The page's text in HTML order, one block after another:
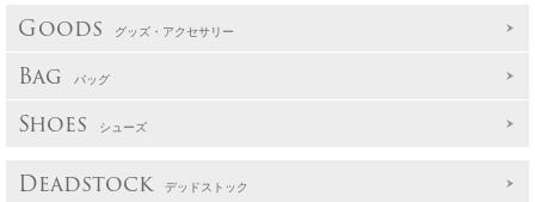
Goods グッズ・アクセサリー
Bag バッグ
Shoes シューズ
Deadstock デッドストック